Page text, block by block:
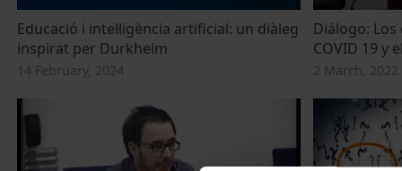
Educació i intel·ligència artificial: un diàleg
inspirat per Durkheim
14 February, 2024
Diálogo:
COVID 19 y
2 March, 2022